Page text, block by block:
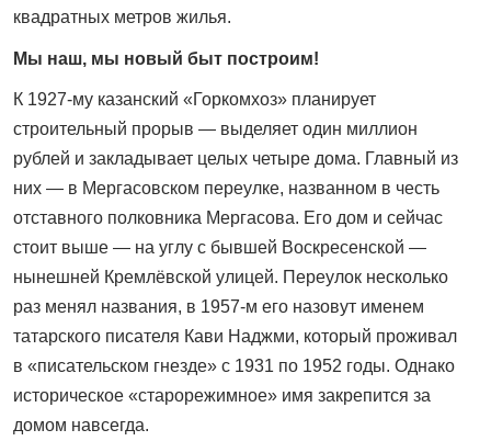
квадратных метров жилья.
Мы наш, мы новый быт построим!
К 1927-му казанский «Горкомхоз» планирует
строительный прорыв — выделяет один миллион
рублей и закладывает целых четыре дома. Главный из
них — в Мергасовском переулке, названном в честь
отставного полковника Мергасова. Его дом и сейчас
стоит выше — на углу с бывшей Воскресенской —
нынешней Кремлёвской улицей. Переулок несколько
раз менял названия, в 1957-м его назовут именем
татарского писателя Кави Наджми, который проживал
в «писательском гнезде» с 1931 по 1952 годы. Однако
историческое «старорежимное» имя закрепится за
домом навсегда.